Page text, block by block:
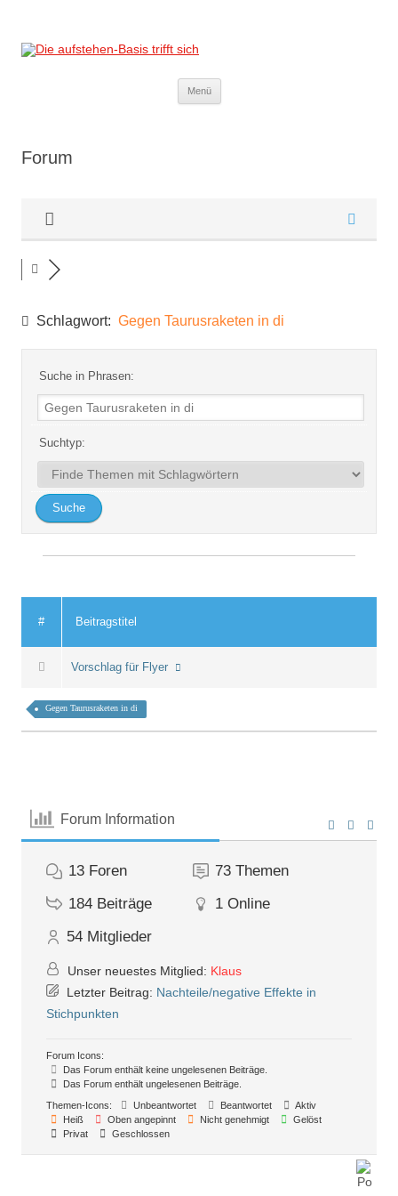
Menü
Forum
Schlagwort: Gegen Taurusraketen in di
Suche in Phrasen:
Suchtyp:
# Beitragstitel
Vorschlag für Flyer
Gegen Taurusraketen in di
Forum Information
13 Foren 73 Themen
184 Beiträge 1 Online
54 Mitglieder
Unser neuestes Mitglied: Klaus
Letzter Beitrag: Nachteile/negative Effekte in
Stichpunkten
Forum Icons:
Das Forum enthält keine ungelesenen Beiträge.
Das Forum enthält ungelesenen Beiträge.
Themen-Icons:
Unbeantwortet Beantwortet
Aktiv
Heiß
Oben angepinnt Nicht genehmigt
Gelöst
Privat
Geschlossen